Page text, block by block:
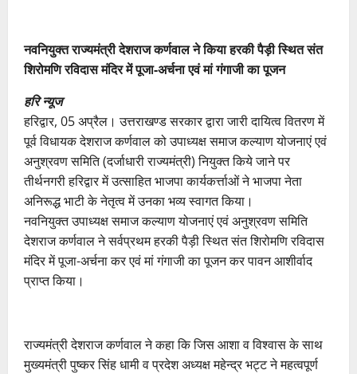
नवनियुक्त राज्यमंत्री देशराज कर्णवाल ने किया हरकी पैड़ी स्थित संत
शिरोमणि रविदास मंदिर में पूजा-अर्चना एवं मां गंगाजी का पूजन
हरि न्यूज
हरिद्वार, 05 अप्रैल। उत्तराखण्ड सरकार द्वारा जारी दायित्व वितरण में
पूर्व विधायक देशराज कर्णवाल को उपाध्यक्ष समाज कल्याण योजनाएं एवं
अनुश्रवण समिति (दर्जाधारी राज्यमंत्री) नियुक्त किये जाने पर
तीर्थनगरी हरिद्वार में उत्साहित भाजपा कार्यकर्त्ताओं ने भाजपा नेता
अनिरूद्ध भाटी के नेतृत्व में उनका भव्य स्वागत किया।
नवनियुक्त उपाध्यक्ष समाज कल्याण योजनाएं एवं अनुश्रवण समिति
देशराज कर्णवाल ने सर्वप्रथम हरकी पैड़ी स्थित संत शिरोमणि रविदास
मंदिर में पूजा-अर्चना कर एवं मां गंगाजी का पूजन कर पावन आशीर्वाद
प्राप्त किया।
राज्यमंत्री देशराज कर्णवाल ने कहा कि जिस आशा व विश्वास के साथ
मुख्यमंत्री पुष्कर सिंह धामी व प्रदेश अध्यक्ष महेन्द्र भट्ट ने महत्वपूर्ण